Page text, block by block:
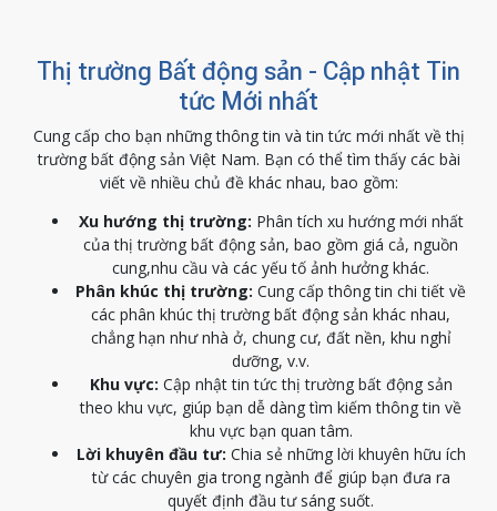
Thị trường Bất động sản - Cập nhật Tin
tức Mới nhất
Cung cấp cho bạn những thông tin và tin tức mới nhất về thị
trường bất động sản Việt Nam. Bạn có thể tìm thấy các bài
viết về nhiều chủ đề khác nhau, bao gồm:
Xu hướng thị trường: Phân tích xu hướng mới nhất
của thị trường bất động sản, bao gồm giá cả, nguồn
cung,nhu cầu và các yếu tố ảnh hưởng khác.
Phân khúc thị trường: Cung cấp thông tin chi tiết về
các phân khúc thị trường bất động sản khác nhau,
chẳng hạn như nhà ở, chung cư, đất nền, khu nghỉ
dưỡng, v.v.
Khu vực: Cập nhật tin tức thị trường bất động sản
theo khu vực, giúp bạn dễ dàng tìm kiếm thông tin về
khu vực bạn quan tâm.
Lời khuyên đầu tư: Chia sẻ những lời khuyên hữu ích
từ các chuyên gia trong ngành để giúp bạn đưa ra
quyết định đầu tư sáng suốt.